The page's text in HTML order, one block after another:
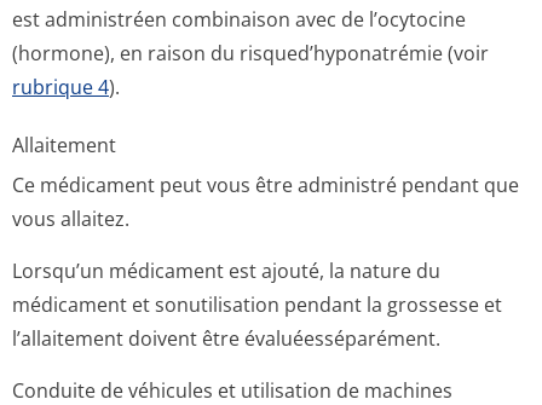
est administréen combinaison avec de l’ocytocine
(hormone), en raison du risqued’hypona­trémie (voir
rubrique 4).
Allaitement
Ce médicament peut vous être administré pendant que
vous allaitez.
Lorsqu’un médicament est ajouté, la nature du
médicament et sonutilisation pendant la grossesse et
l’allaitement doivent être évaluéesséparément.
Conduite de véhicules et utilisation de machines